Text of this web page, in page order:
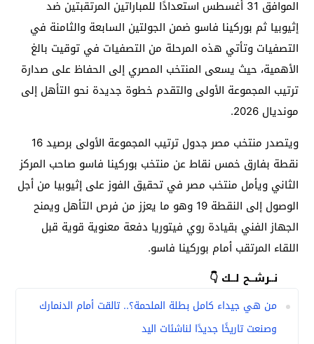
الموافق 31 أغسطس استعدادًا للمباراتين المرتقبتين ضد
إثيوبيا ثم بوركينا فاسو ضمن الجولتين السابعة والثامنة في
التصفيات وتأتي هذه المرحلة من التصفيات في توقيت بالغ
الأهمية، حيث يسعى المنتخب المصري إلى الحفاظ على صدارة
ترتيب المجموعة الأولى والتقدم خطوة جديدة نحو التأهل إلى
مونديال 2026.
ويتصدر منتخب مصر جدول ترتيب المجموعة الأولى برصيد 16
نقطة بفارق خمس نقاط عن منتخب بوركينا فاسو صاحب المركز
الثاني ويأمل منتخب مصر في تحقيق الفوز على إثيوبيا من أجل
الوصول إلى النقطة 19 وهو ما يعزز من فرص التأهل ويمنح
الجهاز الفني بقيادة روي فيتوريا دفعة معنوية قوية قبل
اللقاء المرتقب أمام بوركينا فاسو.
نــرشــح لــك 👇
من هي جيداء كامل بطلة الملحمة؟.. تالقت أمام الدنمارك
وصنعت تاريخًا جديدًا لناشئات اليد